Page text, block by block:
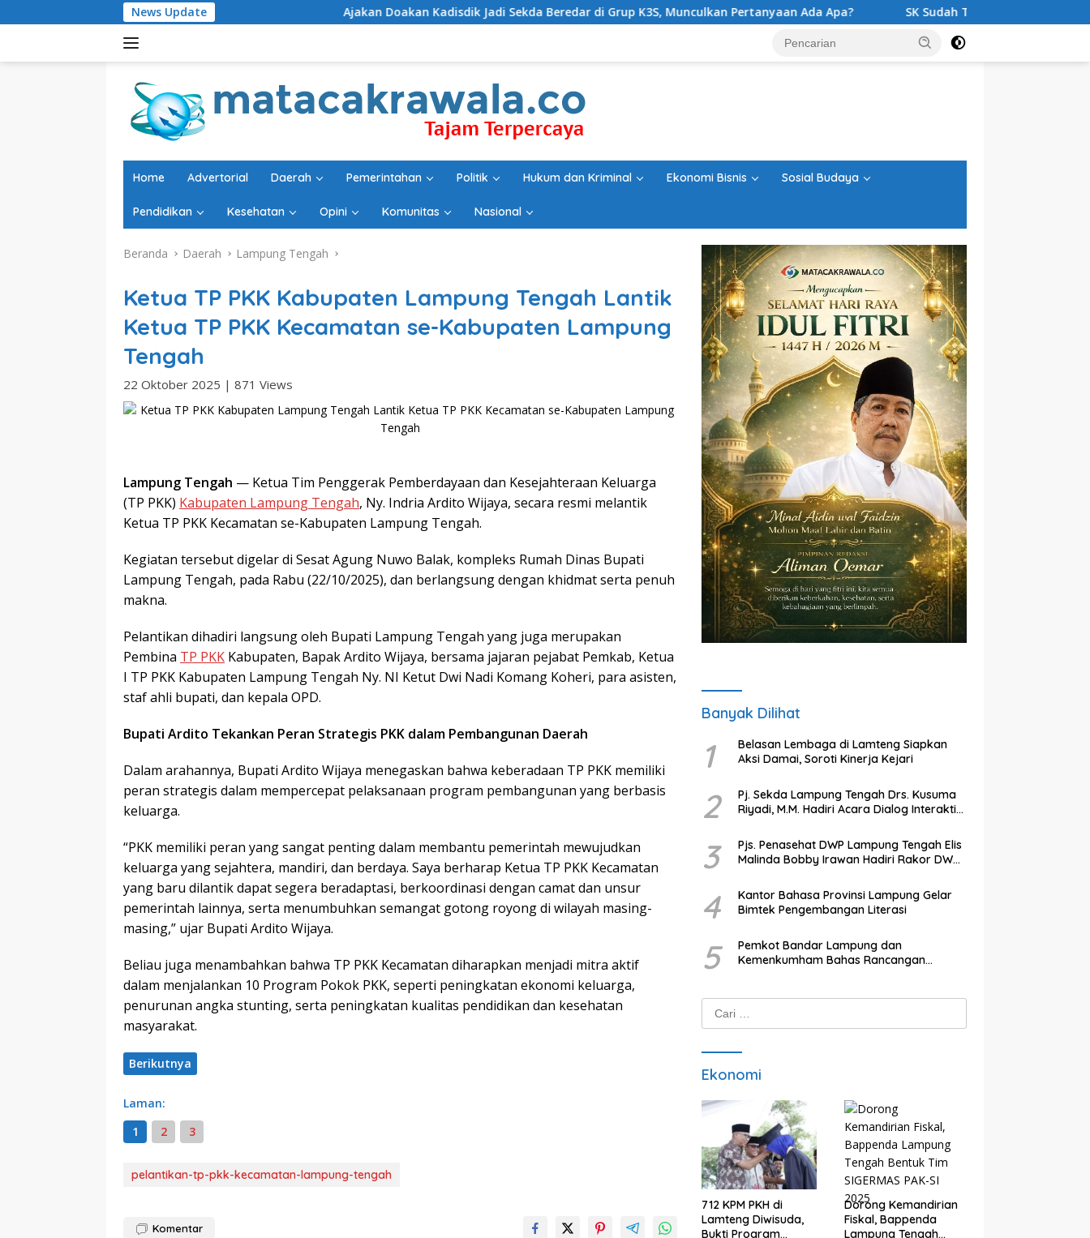
ke
News Update Ajakan Doakan Kadisdik Jadi Sekda Beredar di Grup K3S, Munculkan Pertanyaan Ada Apa? SK Sudah Terbit, Baru Digelar Voting K3S? Agenda
Home Advertorial Daerah Pemerintahan Politik Hukum dan Kriminal Ekonomi Bisnis Sosial Budaya
Pendidikan Kesehatan Opini Komunitas Nasional
Beranda Daerah Lampung Tengah
Ketua TP PKK Kabupaten Lampung Tengah Lantik
Ketua TP PKK Kecamatan se-Kabupaten Lampung
Tengah
22 Oktober 2025 | 871 Views
Lampung Tengah — Ketua Tim Penggerak Pemberdayaan dan Kesejahteraan Keluarga
(TP PKK) Kabupaten Lampung Tengah, Ny. Indria Ardito Wijaya, secara resmi melantik
Ketua TP PKK Kecamatan se-Kabupaten Lampung Tengah.
Kegiatan tersebut digelar di Sesat Agung Nuwo Balak, kompleks Rumah Dinas Bupati
Lampung Tengah, pada Rabu (22/10/2025), dan berlangsung dengan khidmat serta penuh
makna.
Pelantikan dihadiri langsung oleh Bupati Lampung Tengah yang juga merupakan
Pembina TP PKK Kabupaten, Bapak Ardito Wijaya, bersama jajaran pejabat Pemkab, Ketua
I TP PKK Kabupaten Lampung Tengah Ny. NI Ketut Dwi Nadi Komang Koheri, para asisten,
staf ahli bupati, dan kepala OPD.
Bupati Ardito Tekankan Peran Strategis PKK dalam Pembangunan Daerah
Dalam arahannya, Bupati Ardito Wijaya menegaskan bahwa keberadaan TP PKK memiliki
peran strategis dalam mempercepat pelaksanaan program pembangunan yang berbasis
keluarga.
“PKK memiliki peran yang sangat penting dalam membantu pemerintah mewujudkan
keluarga yang sejahtera, mandiri, dan berdaya. Saya berharap Ketua TP PKK Kecamatan
yang baru dilantik dapat segera beradaptasi, berkoordinasi dengan camat dan unsur
pemerintah lainnya, serta menumbuhkan semangat gotong royong di wilayah masing-
masing,” ujar Bupati Ardito Wijaya.
Beliau juga menambahkan bahwa TP PKK Kecamatan diharapkan menjadi mitra aktif
dalam menjalankan 10 Program Pokok PKK, seperti peningkatan ekonomi keluarga,
penurunan angka stunting, serta peningkatan kualitas pendidikan dan kesehatan
masyarakat.
Berikutnya
Laman:
1
2 3
pelantikan-tp-pkk-kecamatan-lampung-tengah
Komentar
Banyak Dilihat
1
Belasan Lembaga di Lamteng Siapkan
Aksi Damai, Soroti Kinerja Kejari
2
Pj. Sekda Lampung Tengah Drs. Kusuma
Riyadi, M.M. Hadiri Acara Dialog Interaktif
3
Pjs. Penasehat DWP Lampung Tengah Elis
Malinda Bobby Irawan Hadiri Rakor DWP
4
Kantor Bahasa Provinsi Lampung Gelar
Bimtek Pengembangan Literasi
5
Pemkot Bandar Lampung dan
Kemenkumham Bahas Rancangan
Ekonomi
712 KPM PKH di
Lamteng Diwisuda,
Bukti Program
Dorong Kemandirian
Fiskal, Bappenda
Lampung Tengah